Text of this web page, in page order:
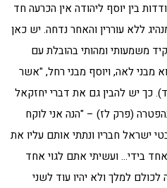
בין יוסף ליהודה אין הכרעה חד
ללא עוררין והאחר נדחה. יש כאן
משמעותי ומהותי בהובלת עם
מבני לאה, ויוסף מבני רחל, "אשר
כך יש להבין גם את דברי יחזקאל
(פרק לז) – "הנה אני לוקח
ישראל חבריו ונתתי אותם עליו את
בידי… ועשיתי אתם לגוי אחד
למלך ולא יהיו עוד לשני